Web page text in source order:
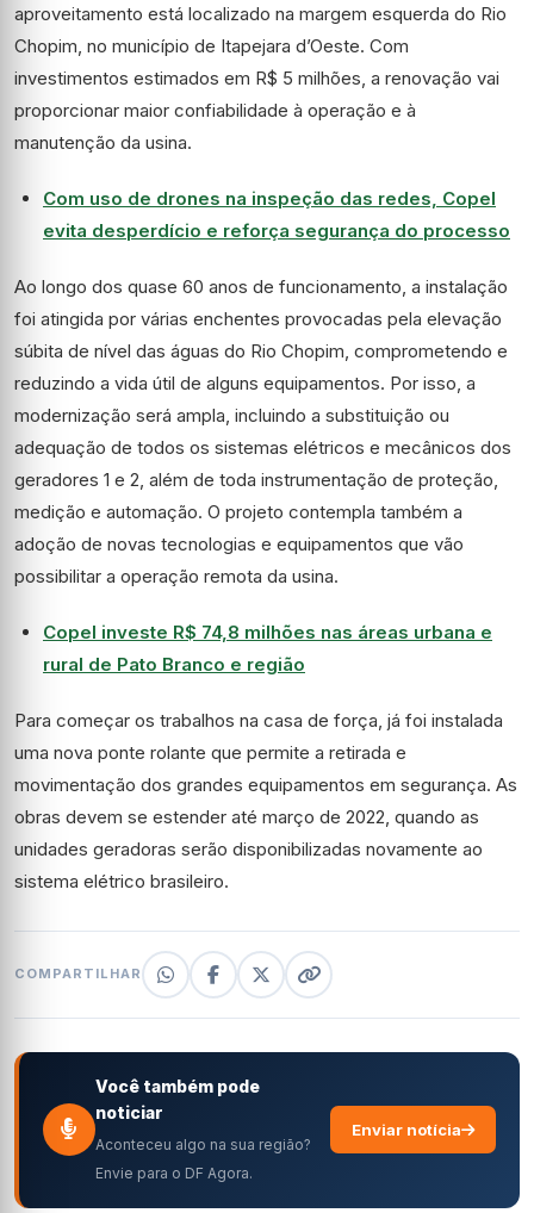
aproveitamento está localizado na margem esquerda do Rio
Chopim, no município de Itapejara d’Oeste. Com
investimentos estimados em R$ 5 milhões, a renovação vai
proporcionar maior confiabilidade à operação e à
manutenção da usina.
Com uso de drones na inspeção das redes, Copel
evita desperdício e reforça segurança do processo
Ao longo dos quase 60 anos de funcionamento, a instalação
foi atingida por várias enchentes provocadas pela elevação
súbita de nível das águas do Rio Chopim, comprometendo e
reduzindo a vida útil de alguns equipamentos. Por isso, a
modernização será ampla, incluindo a substituição ou
adequação de todos os sistemas elétricos e mecânicos dos
geradores 1 e 2, além de toda instrumentação de proteção,
medição e automação. O projeto contempla também a
adoção de novas tecnologias e equipamentos que vão
possibilitar a operação remota da usina.
Copel investe R$ 74,8 milhões nas áreas urbana e
rural de Pato Branco e região
Para começar os trabalhos na casa de força, já foi instalada
uma nova ponte rolante que permite a retirada e
movimentação dos grandes equipamentos em segurança. As
obras devem se estender até março de 2022, quando as
unidades geradoras serão disponibilizadas novamente ao
sistema elétrico brasileiro.
COMPARTILHAR
Você também pode
noticiar
Aconteceu algo na sua região?
Envie para o DF Agora.
Enviar notícia